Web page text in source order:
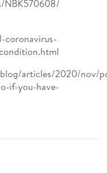
NBK570608/
coronavirus-
articles/2020/nov/
if-you-have-